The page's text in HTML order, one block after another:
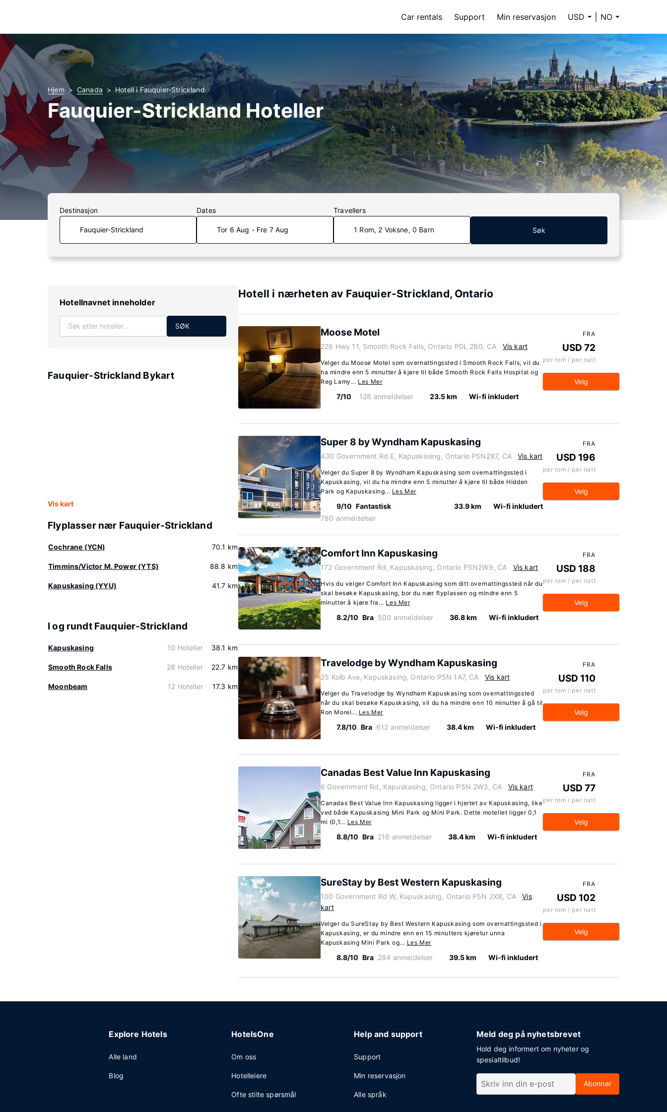
Car rentals Support Min reservasjon USD NO
Hjem Canada Hotell i Fauquier-Strickland
Fauquier-Strickland Hoteller
Destinasjon Dates
Tor 6 Aug - Fre 7 Aug
Travellers
1 Rom, 2 Voksne, 0 Barn Søk
Hotellnavnet inneholder
SØK
Fauquier-Strickland Bykart
Vis kart
Flyplasser nær Fauquier-Strickland
Cochrane (YCN) 70.1 km
Timmins/Victor M. Power (YTS) 88.8 km
Kapuskasing (YYU) 41.7 km
I og rundt Fauquier-Strickland
Kapuskasing 10 Hoteller 38.1 km
Smooth Rock Falls 28 Hoteller 22.7 km
Moonbeam 12 Hoteller 17.3 km
Hotell i nærheten av Fauquier-Strickland, Ontario
Moose Motel
226 Hwy 11, Smooth Rock Falls, Ontario P0L 2B0, CA Vis kart
Velger du Moose Motel som overnattingssted i Smooth Rock Falls, vil du
ha mindre enn 5 minutter å kjøre til både Smooth Rock Falls Hospital og
Reg Lamy... Les Mer
7/10 128 anmeldelser 23.5 km Wi-fi inkludert
FRA
USD 72
per rom / per natt
Velg
Super 8 by Wyndham Kapuskasing
430 Government Rd E, Kapuskasing, Ontario P5N2X7, CA Vis kart
Velger du Super 8 by Wyndham Kapuskasing som overnattingssted i
Kapuskasing, vil du ha mindre enn 5 minutter å kjøre til både Hidden
Park og Kapuskasing... Les Mer
9/10 Fantastisk
780 anmeldelser
33.9 km Wi-fi inkludert
FRA
USD 196
per rom / per natt
Velg
Comfort Inn Kapuskasing
172 Government Rd, Kapuskasing, Ontario P5N2W9, CA Vis kart
Hvis du velger Comfort Inn Kapuskasing som ditt overnattingssted når du
skal besøke Kapuskasing, bor du nær flyplassen og mindre enn 5
minutter å kjøre fra... Les Mer
8.2/10 Bra 500 anmeldelser 36.8 km Wi-fi inkludert
FRA
USD 188
per rom / per natt
Velg
Travelodge by Wyndham Kapuskasing
25 Kolb Ave, Kapuskasing, Ontario P5N 1A7, CA Vis kart
Velger du Travelodge by Wyndham Kapuskasing som overnattingssted
når du skal besøke Kapuskasing, vil du ha mindre enn 10 minutter å gå til
Ron Morel... Les Mer
7.8/10 Bra 612 anmeldelser 38.4 km Wi-fi inkludert
FRA
USD 110
per rom / per natt
Velg
Canadas Best Value Inn Kapuskasing
6 Government Rd, Kapuskasing, Ontario P5N 2W3, CA Vis kart
Canadas Best Value Inn Kapuskasing ligger i hjertet av Kapuskasing, like
ved både Kapuskasing Mini Park og Mini Park. Dette motellet ligger 0,1
mi (0,1... Les Mer
8.8/10 Bra 216 anmeldelser 38.4 km Wi-fi inkludert
FRA
USD 77
per rom / per natt
Velg
SureStay by Best Western Kapuskasing
100 Government Rd W, Kapuskasing, Ontario P5N 2X8, CA
Vis
kart
Velger du SureStay by Best Western Kapuskasing som overnattingssted i
Kapuskasing, er du mindre enn en 15 minutters kjøretur unna
Kapuskasing Mini Park og... Les Mer
8.8/10 Bra 284 anmeldelser 39.5 km Wi-fi inkludert
FRA
USD 102
per rom / per natt
Velg
Explore Hotels
Alle land
Blog
HotelsOne
Om oss
Hotelleiere
Ofte stilte spørsmål
Help and support
Support
Min reservasjon
Alle språk
Meld deg på nyhetsbrevet
Hold deg informert om nyheter og
spesialtilbud!
Abonner